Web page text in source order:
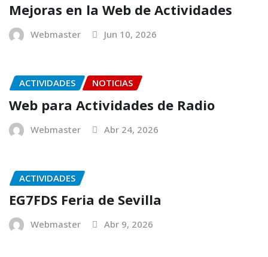
Mejoras en la Web de Actividades
Webmaster Jun 10, 2026
ACTIVIDADES NOTICIAS
Web para Actividades de Radio
Webmaster Abr 24, 2026
ACTIVIDADES
EG7FDS Feria de Sevilla
Webmaster Abr 9, 2026